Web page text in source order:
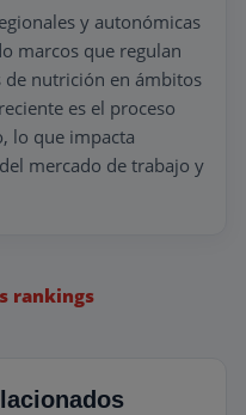
son el corazón de
firmemente que
la pasión, se logran
aquí para
camino.
y la
permiten
que cada persona se
y autonómicas
marcos que regulan
de nutrición en ámbitos
es el proceso
lo que impacta
mercado de trabajo y
rankings